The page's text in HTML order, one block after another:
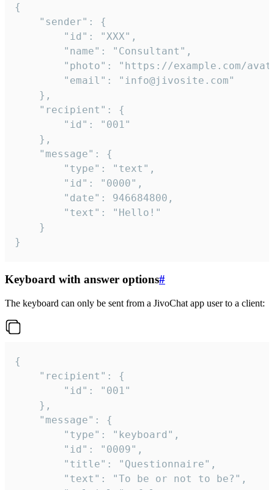
{
}
Keyboard with answer options#
The keyboard can only be sent from a JivoChat app user to a client:
{